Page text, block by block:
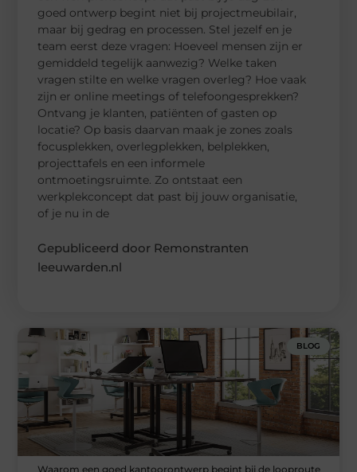
goed ontwerp begint niet bij projectmeubilair,
maar bij gedrag en processen. Stel jezelf en je
team eerst deze vragen: Hoeveel mensen zijn er
gemiddeld tegelijk aanwezig? Welke taken
vragen stilte en welke vragen overleg? Hoe vaak
zijn er online meetings of telefoongesprekken?
Ontvang je klanten, patiënten of gasten op
locatie? Op basis daarvan maak je zones zoals
focusplekken, overlegplekken, belplekken,
projecttafels en een informele
ontmoetingsruimte. Zo ontstaat een
werkplekconcept dat past bij jouw organisatie,
of je nu in de
Gepubliceerd door Remonstranten
leeuwarden.nl
BLOG
Waarom een goed kantoorontwerp begint bij de looproute